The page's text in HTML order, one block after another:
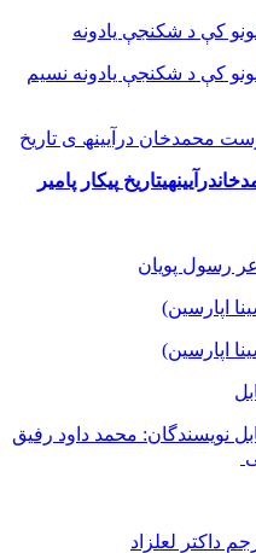
کې د شکنجې یادونه
کې د شکنجې یادونه نسیم
محمدخان درآیینھ ی تاریخ
درآیینھیتاریخ پیکار پامیر
رسول پویان
اپارسین)
اپارسین)
نویسندگان: محمد داود رفیق
داکتر لعلزاد